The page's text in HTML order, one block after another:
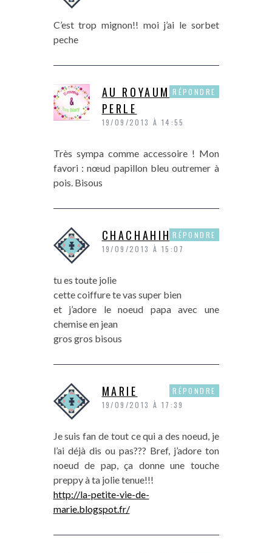
C’est trop mignon!! moi j’ai le sorbet
peche
AU ROYAUME DE LA
PERLE
19/09/2013 À 14:55
Très sympa comme accessoire ! Mon
favori : nœud papillon bleu outremer à
pois. Bisous
RÉPONDRE
CHACHAHIHI
19/09/2013 À 15:07
tu es toute jolie
cette coiffure te vas super bien
et j’adore le noeud papa avec une
chemise en jean
gros gros bisous
RÉPONDRE
MARIE
19/09/2013 À 17:39
Je suis fan de tout ce qui a des noeud, je
l’ai déjà dis ou pas??? Bref, j’adore ton
noeud de pap, ça donne une touche
preppy à ta jolie tenue!!!
http://la-petite-vie-de-
marie.blogspot.fr/
RÉPONDRE